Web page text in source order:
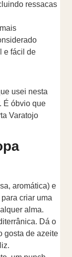
ressacas
e fácil de
usei nesta
É óbvio que
Varatojo
aromática) e
criar uma
alma.
Dá o
gosta de azeite